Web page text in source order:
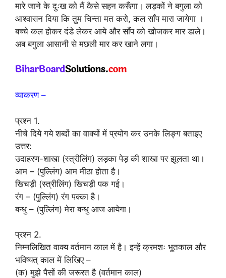
मारे जाने के दुःख को मैं कैसे सहन करूँगा। लड़कों ने बगुला को
आश्वासन दिया कि तुम चिन्ता मत करो, कल साँप मारा जायेगा ।
बच्चे कल होकर दंडे लेकर आये और साँप को खोजकर मार डाले।
अब बगुला आसानी से मछली मार कर खाने लगा।
व्याकरण –
प्रश्न 1.
नीचे दिये गये शब्दों का वाक्यों में प्रयोग कर उनके लिङ्ग बताइए
उत्तर:
उदाहरण-शाखा (स्त्रीलिंग) लड़का पेड़ की शाखा पर झूलता था।
आम – (पुल्लिंग) आम मीठा होता है।
खिचड़ी (स्त्रीलिंग) खिचड़ी पक गई।
रंग – (पुल्लिंग) रंग पक्का है।
बन्धु – (पुल्लिंग) मेरा बन्धु आज आयेगा।
प्रश्न 2.
निम्नलिखित वाक्य वर्तमान काल में है। इन्हें क्रमशः भूतकाल और
भविष्यत् काल में लिखिए –
(क) मुझे पैसों की जरूरत है (वर्तमान काल)